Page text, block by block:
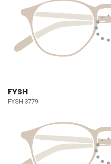
FYSH
FYSH 3779